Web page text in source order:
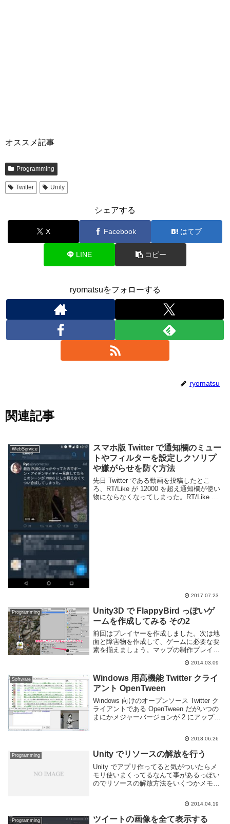
オススメ記事
Programming
Twitter Unity
シェアする
X Facebook はてブ
LINE コピー
ryomatsuをフォローする
ryomatsu
関連記事
WebService
スマホ版 Twitter で通知欄のミュー
トやフィルターを設定しクソリプ
や嫌がらせを防ぐ方法
先日 Twitter である動画を投稿したとこ
ろ、RT/Like が 12000 を超え通知欄が使い
物にならなくなってしまった。RT/Like の
2017.07.23
Programming
Unity3D で FlappyBird っぽいゲ
ームを作成してみる その2
前回はプレイヤーを作成しました。次は地
面と障害物を作成して、ゲームに必要な要
素を揃えましょう。マップの制作プレイヤ
は地面と障害物の二種類で構成されます。
地面の作成地面はプレイヤーと同様に
Sprite ...
2014.03.09
Software
Windows 用高機能 Twitter クライ
アント OpenTween
Windows 向けのオープンソース Twitter ク
ライアントである OpenTween だがいつの
まにかメジャーバージョンが 2 にアップさ
2018.06.26
Programming Unity でリソースの解放を行う
Unity でアプリ作ってると気がついたらメ
モリ使いまくってるなんて事があるっぽい
のでリソースの解放方法をいくつかメモ。
くてアプリが落ちたりする。機種変しろリ
ソース...
2014.04.19
Programming
ツイートの画像を全て表示する